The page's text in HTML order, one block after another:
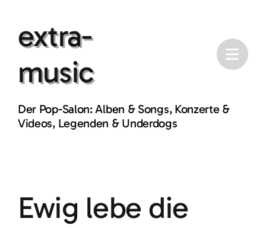
contentextra-
music
Der Pop-Salon: Alben & Songs, Konzerte &
Videos, Legenden & Underdogs
Ewig lebe die